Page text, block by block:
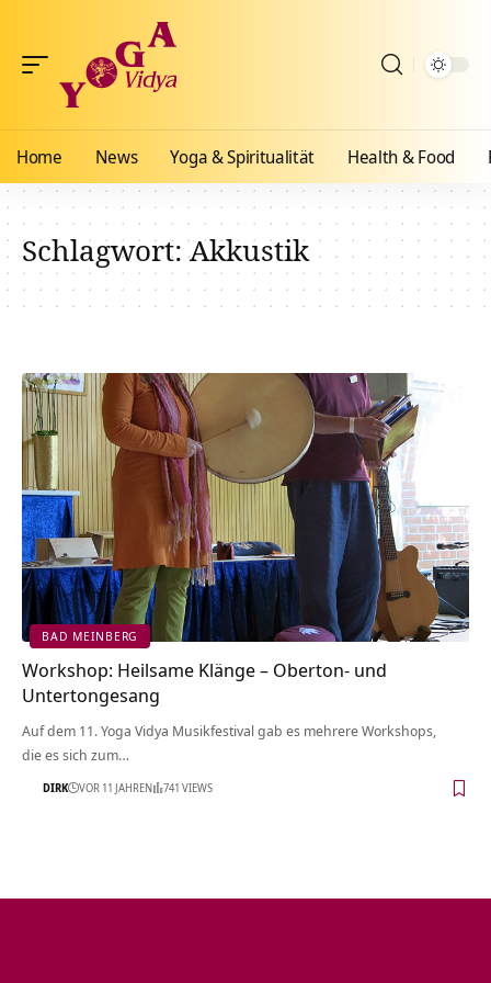
Home News Yoga & Spiritualität Health & Food
Schlagwort:Akkustik
BAD MEINBERG
Workshop: Heilsame Klänge – Oberton- und
Untertongesang
Auf dem 11. Yoga Vidya Musikfestival gab es mehrere Workshops,
die es sich zum…
DIRK VOR 11 JAHREN 741 VIEWS